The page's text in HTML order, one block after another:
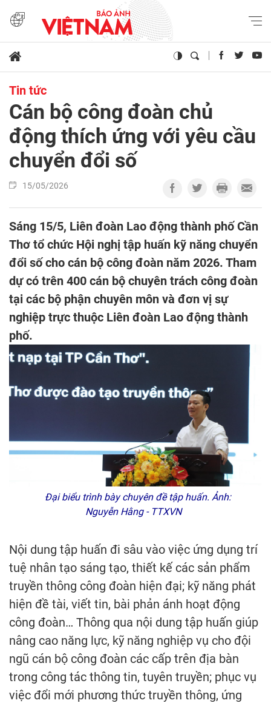
Tin tức
Cán bộ công đoàn chủ
động thích ứng với yêu cầu
chuyển đổi số
15/05/2026
Sáng 15/5, Liên đoàn Lao động thành phố Cần
Thơ tổ chức Hội nghị tập huấn kỹ năng chuyển
đổi số cho cán bộ công đoàn năm 2026. Tham
dự có trên 400 cán bộ chuyên trách công đoàn
tại các bộ phận chuyên môn và đơn vị sự
nghiệp trực thuộc Liên đoàn Lao động thành
phố.
Đại biểu trình bày chuyên đề tập huấn. Ảnh:
Nguyễn Hằng - TTXVN
Nội dung tập huấn đi sâu vào việc ứng dụng trí
tuệ nhân tạo sáng tạo, thiết kế các sản phẩm
truyền thông công đoàn hiện đại; kỹ năng phát
hiện đề tài, viết tin, bài phản ánh hoạt động
công đoàn… Thông qua nội dung tập huấn giúp
nâng cao năng lực, kỹ năng nghiệp vụ cho đội
ngũ cán bộ công đoàn các cấp trên địa bàn
trong công tác thông tin, tuyên truyền; phục vụ
việc đổi mới phương thức truyền thông, ứng